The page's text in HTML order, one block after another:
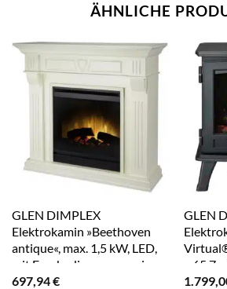
ÄHNLICHE
GLEN DIMPLEX
Elektrokamin »Beethoven
antique«, max. 1,5 kW, LED,
mit Fernbedienung – weiss
697,94€
GLEN
x 65,7